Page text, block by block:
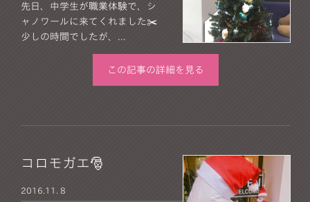
先日、中学生が職業体験で、シ
ャノワールに来てくれました✂️
少しの時間でしたが、...
この記事の詳細を見る
コロモガエ🎅
2016. 11. 8